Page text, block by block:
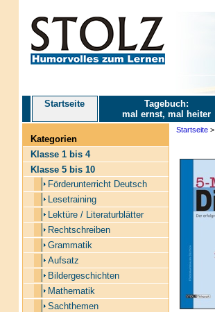
Startseite
Tagebuch:
mal ernst, mal heiter
Kategorien
Klasse 1 bis 4
Klasse 5 bis 10
Förderunterricht Deutsch
Lesetraining
Lektüre / Literaturblätter
Rechtschreiben
Grammatik
Aufsatz
Bildergeschichten
Mathematik
Sachthemen
Startseite>